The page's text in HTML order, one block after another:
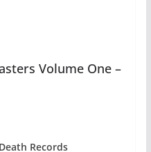
Volume One –
Records